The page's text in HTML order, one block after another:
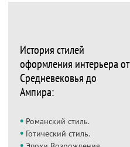
История стилей
оформления интерьера от
Средневековья до
Ампира:
• Романский стиль.
• Готический стиль.